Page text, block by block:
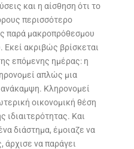
και η αίσθηση ότι το
περισσότερο
παρά μακροπρόθεσμου
Εκεί ακριβώς βρίσκεται
επόμενης ημέρας: η
απλώς μια
ανάκαμψη. Κληρονομεί
οικονομική θέση
ιδιαιτερότητας. Και
διάστημα, έμοιαζε να
άρχισε να παράγει